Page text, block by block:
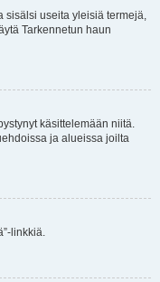
sisälsi useita yleisiä termejä,
Tarkennetun haun
käsittelemään niitä.
ja alueissa joilta
linkkiä.